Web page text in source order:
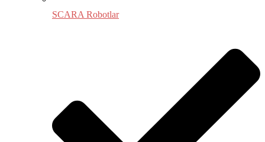
SCARA Robotlar